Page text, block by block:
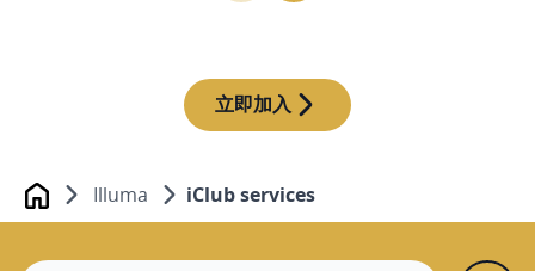
立即加入
Home Illuma iClub services